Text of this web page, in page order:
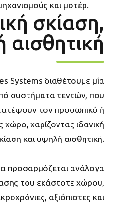
και μοτέρ.
σκίαση,
αισθητική
Systems διαθέτουμε μία
συστήματα τεντών, που
τον προσωπικό ή
χώρο, χαρίζοντας ιδανική
και υψηλή αισθητική.
προσαρμόζεται ανάλογα
του εκάστοτε χώρου,
αξιόπιστες και